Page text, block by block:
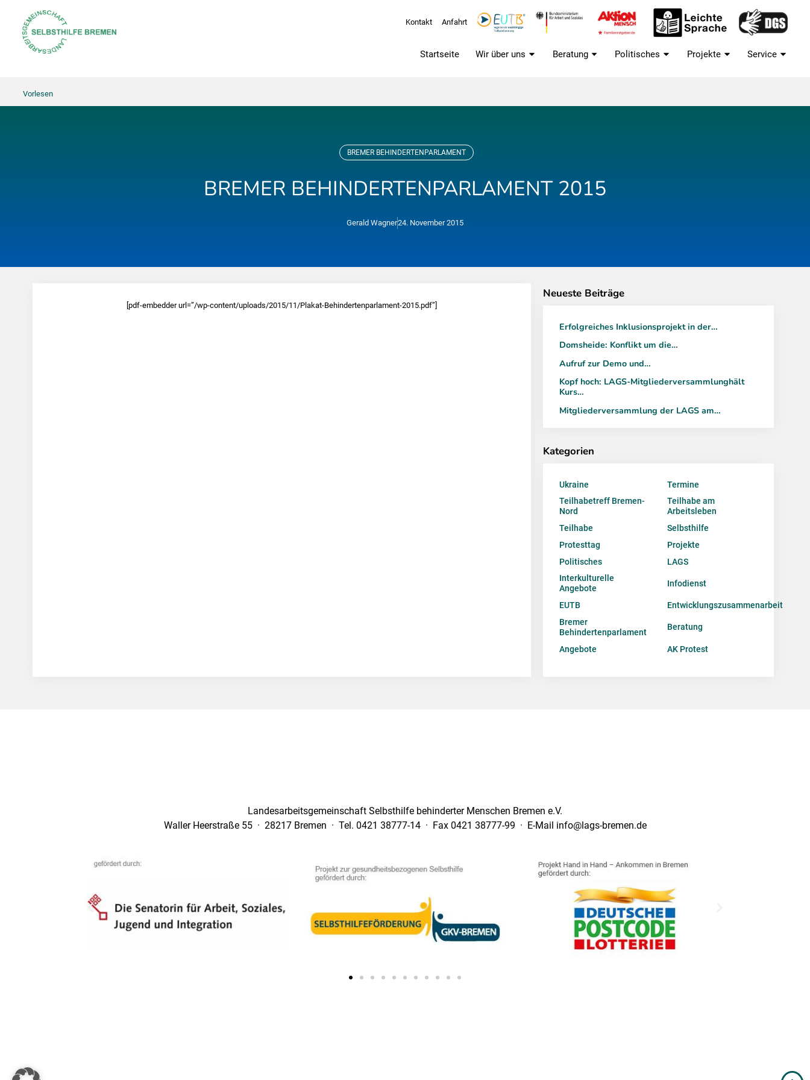
Kontakt Anfahrt
Startseite Wir über uns Beratung Politisches Projekte Service
Vorlesen
BREMER BEHINDERTENPARLAMENT
BREMER BEHINDERTENPARLAMENT 2015
Gerald Wagner24. November 2015
[pdf-embedder url=”/wp-content/uploads/2015/11/Plakat-Behindertenparlament-2015.pdf”]
Neueste Beiträge
Erfolgreiches Inklusionsprojekt in der…
Domsheide: Konflikt um die…
Aufruf zur Demo und…
Kopf hoch: LAGS-Mitgliederversammlunghält
Kurs…
Mitgliederversammlung der LAGS am…
Kategorien
Ukraine
Termine
Teilhabetreff Bremen-
Nord
Teilhabe am
Arbeitsleben
Teilhabe
Selbsthilfe
Protesttag
Projekte
Politisches
LAGS
Interkulturelle
Angebote
Infodienst
EUTB
Entwicklungszusammenarbeit
Bremer
Behindertenparlament
Beratung
Angebote AK Protest
Landesarbeitsgemeinschaft Selbsthilfe behinderter Menschen Bremen e.V.
Waller Heerstraße 55 · 28217 Bremen · Tel. 0421 38777-14 · Fax 0421 38777-99 · E-Mail info@lags-bremen.de